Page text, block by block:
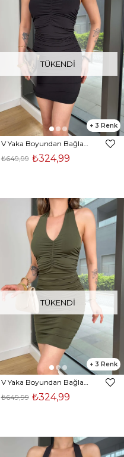
TÜKENDI
3
₺324,99
₺649,99
TÜKENDI
3
₺324,99
₺649,99